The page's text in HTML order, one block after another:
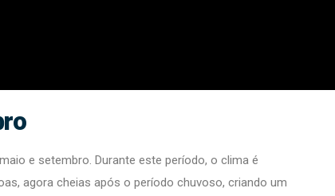
e setembro. Durante este período, o clima é
agora cheias após o período chuvoso, criando um